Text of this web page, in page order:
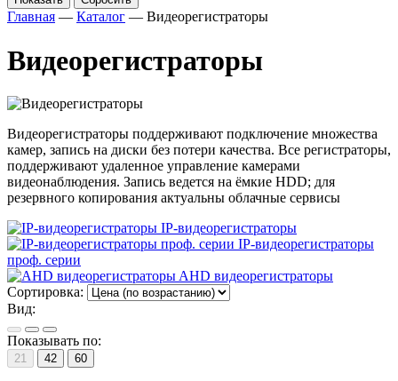
Главная — Каталог — Видеорегистраторы
Видеорегистраторы
Видеорегистраторы поддерживают подключение множества
камер, запись на диски без потери качества. Все регистраторы,
поддерживают удаленное управление камерами
видеонаблюдения. Запись ведется на ёмкие HDD; для
резервного копирования актуальны облачные сервисы
IP-видеорегистраторы
IP-видеорегистраторы
проф. серии
AHD видеорегистраторы
Сортировка:
Вид:
Показывать по:
21 42 60